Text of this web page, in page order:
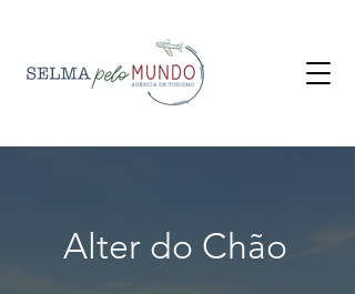
Alter do Chão